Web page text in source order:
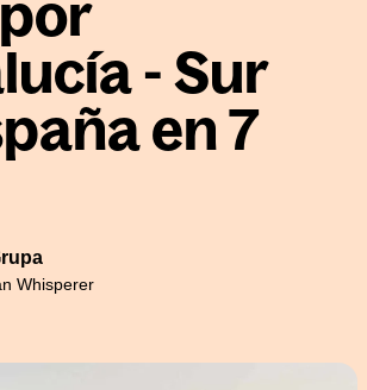
- Sur
en 7
Whisperer